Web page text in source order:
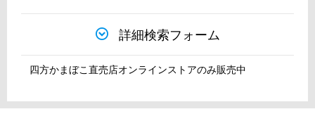
詳細検索フォーム
四方かまぼこ直売店オンラインストアのみ販売中